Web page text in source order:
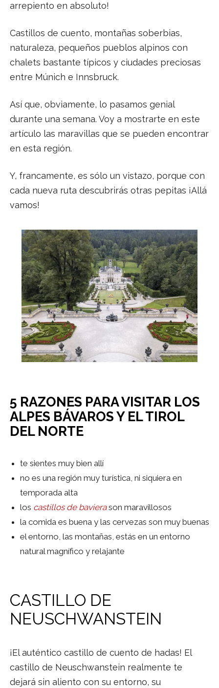
arrepiento en absoluto!
Castillos de cuento, montañas soberbias,
naturaleza, pequeños pueblos alpinos con
chalets bastante típicos y ciudades preciosas
entre Múnich e Innsbruck.
Así que, obviamente, lo pasamos genial
durante una semana. Voy a mostrarte en este
artículo las maravillas que se pueden encontrar
en esta región.
Y, francamente, es sólo un vistazo, porque con
cada nueva ruta descubrirás otras pepitas ¡Allá
vamos!
5 RAZONES PARA VISITAR LOS
ALPES BÁVAROS Y EL TIROL
DEL NORTE
te sientes muy bien allí
no es una región muy turística, ni siquiera en
temporada alta
los castillos de bavierason maravillosos
la comida es buena y las cervezas son muy buenas
el entorno, las montañas, estás en un entorno
natural magnífico y relajante
CASTILLO DE
NEUSCHWANSTEIN
¡El auténtico castillo de cuento de hadas! El
castillo de Neuschwanstein realmente te
dejará sin aliento con su entorno, su